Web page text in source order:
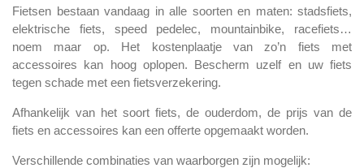
Fietsen bestaan vandaag in alle soorten en maten: stadsfiets,
elektrische fiets, speed pedelec, mountainbike, racefiets…
noem maar op. Het kostenplaatje van zo’n fiets met
accessoires kan hoog oplopen. Bescherm uzelf en uw fiets
tegen schade met een fietsverzekering.
Afhankelijk van het soort fiets, de ouderdom, de prijs van de
fiets en accessoires kan een offerte opgemaakt worden.
Verschillende combinaties van waarborgen zijn mogelijk: